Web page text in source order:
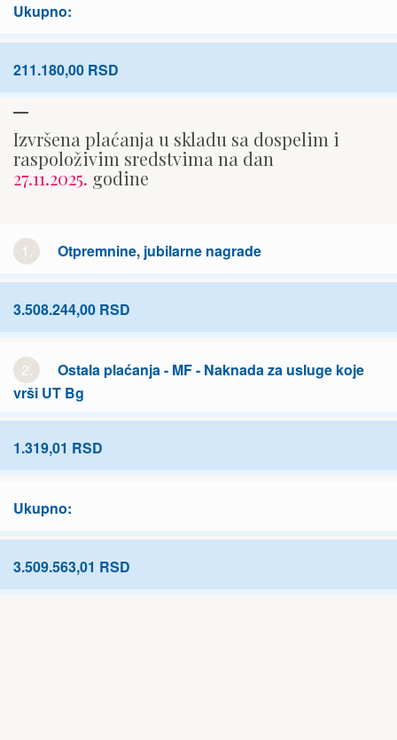
Ukupno:
211.180,00 RSD
Izvršena plaćanja u skladu sa dospelim i
raspoloživim sredstvima na dan
27.11.2025. godine
1. Otpremnine, jubilarne nagrade
3.508.244,00 RSD
2.
Ostala plaćanja - MF - Naknada za usluge koje
vrši UT Bg
1.319,01 RSD
Ukupno:
3.509.563,01 RSD